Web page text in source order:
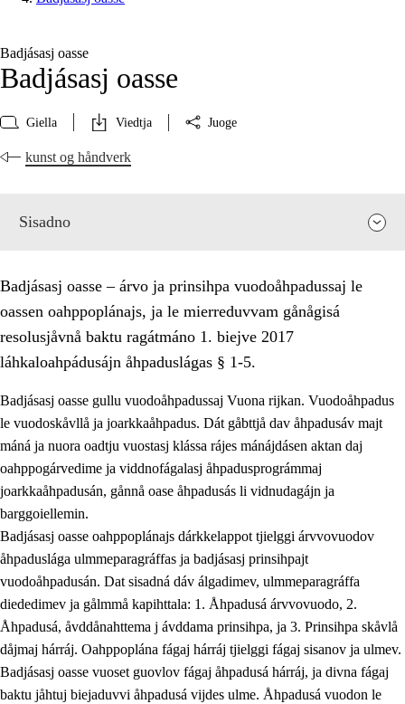
Badjásasj oasse
Badjásasj oasse
Giella Viedtja Juoge
kunst og håndverk
Sisadno
Badjásasj oasse – árvo ja prinsihpa vuodoåhpadussaj le
oassen oahppoplánajs, ja le mierreduvvam gånågisá
resolusjåvnå baktu ragátmáno 1. biejve 2017
láhkaloahpádusájn åhpaduslágas § 1-5.
Badjásasj oasse gullu vuodoåhpadussaj Vuona rijkan. Vuodoåhpadus
le vuodoskåvllå ja joarkkaåhpadus. Dát gåbttjå dav åhpadusáv majt
máná ja nuora oadtju vuostasj klássa rájes mánájdásen aktan daj
oahppogárvedime ja viddnofágalasj åhpadusprográmmaj
joarkkaåhpadusán, gånnå oase åhpadusás li vidnudagájn ja
barggoiellemin.
Badjásasj oasse oahppoplánajs dárkkelappot tjielggi árvvovuodov
åhpaduslága ulmmeparagráffas ja badjásasj prinsihpajt
vuodoåhpadusán. Dat sisadná dáv álgadimev, ulmmeparagráffa
diededimev ja gålmmå kapihttala: 1. Åhpadusá árvvovuodo, 2.
Åhpadusá, åvddånahttema j ávddama prinsihpa, ja 3. Prinsihpa skåvlå
dåjmaj hárráj. Oahppoplána fágaj hárráj tjielggi fágaj sisanov ja ulmev.
Badjásasj oasse vuoset guovlov fágaj åhpadusá hárráj, ja divna fágaj
baktu jåhtuj biejaduvvi åhpadusá vijdes ulme. Åhpadusá vuodon le